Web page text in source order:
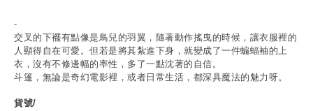
-
交叉的下襬有點像是鳥兒的羽翼，隨著動作搖曳的時候，讓衣服裡的
人顯得自在可愛。但若是將其紮進下身，就變成了一件蝙蝠袖的上
衣，沒有不修邊幅的率性，多了一點沈著的自信。
斗篷，無論是奇幻電影裡，或者日常生活，都深具魔法的魅力呀。
貨號/